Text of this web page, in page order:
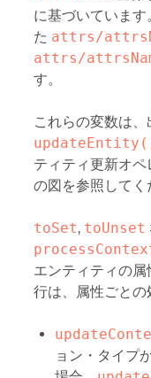
に基づいていま
た attrs/
attrs/
す。
これらの変数は
ティティ更新オ
の図を参照してく
toSet, toUnset
エンティティの
行は、属性ごとの
ョン・タイプ